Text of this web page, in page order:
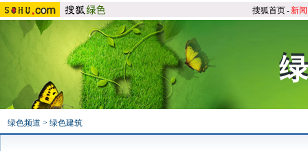
搜狐首页-新闻
绿色频道 > 绿色建筑